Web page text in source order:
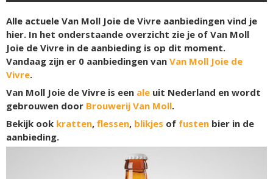
Alle actuele Van Moll Joie de Vivre aanbiedingen vind je
hier. In het onderstaande overzicht zie je of Van Moll
Joie de Vivre in de aanbieding is op dit moment.
Vandaag zijn er 0 aanbiedingen van Van Moll Joie de
Vivre.
Van Moll Joie de Vivre is een ale uit Nederland en wordt
gebrouwen door Brouwerij Van Moll.
Bekijk ook kratten, flessen, blikjes of fusten bier in de
aanbieding.